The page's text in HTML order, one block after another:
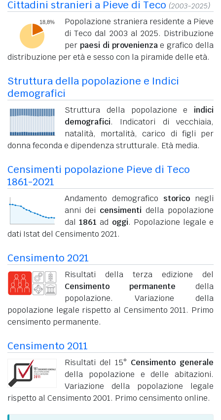
Cittadini stranieri a Pieve di Teco (2003-2025)
Popolazione straniera residente a Pieve
di Teco dal 2003 al 2025. Distribuzione
per paesi di provenienzae grafico della
distribuzione per età e sesso con la piramide delle età.
Struttura della popolazione e Indici
demografici
Struttura della popolazione e indici
demografici. Indicatori di vecchiaia,
natalità, mortalità, carico di figli per
donna feconda e dipendenza strutturale. Età media.
Censimenti popolazione Pieve di Teco
1861-2021
Andamento demografico storico negli
anni dei censimenti della popolazione
dal1861 ad oggi. Popolazione legale e
dati Istat del Censimento 2021.
Censimento 2021
Risultati della terza edizione del
Censimento permanente della
popolazione. Variazione della
popolazione legale rispetto al Censimento 2011. Primo
censimento permanente.
Censimento 2011
Risultati del 15° Censimento generale
della popolazione e delle abitazioni.
Variazione della popolazione legale
rispetto al Censimento 2001. Primo censimento online.